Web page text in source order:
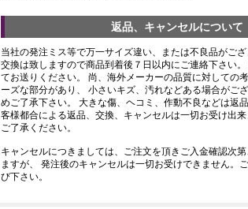
返品、キャンセルについて
当社の発注ミス等で万一サイズ違い、または不良品がご
交換は致しますので商品到着後７日以内にご連絡下さい
てお送りください。 尚、海外メーカーの品質に対しての
ーズな部分があり、 小さいキズ、汚れなどある場合がご
めご了承下さい。 大きな傷、ヘコミ、作動不良などは返
客様都合による返品、交換、キャンセルは一切お受け出
ご了承ください。
キャンセルにつきましては、ご注文を頂きご入金確認次
ますが、 発注後のキャンセルは一切お受けできません。
び下さい。